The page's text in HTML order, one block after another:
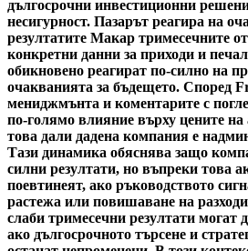
дългосрочни инвестиционни
несигурност. Пазарът реагира на
резултатите Макар тримесечните
конкретни данни за приходи и
обикновено реагират по-силно на
очакванията за бъдещето. Според
мениджмънта и коментарите с
по-голямо влияние върху цените на
това дали дадена компания е
Тази динамика обяснява защо
силни резултати, но въпреки това
поевтинеят, ако ръководството
растежа или повишаване на
слаби тримесечни резултати могат
ако дългосрочното търсене и